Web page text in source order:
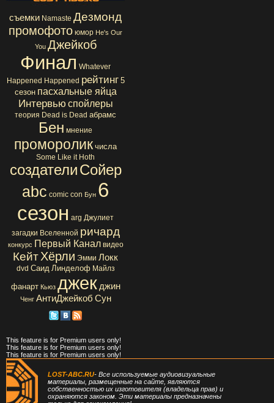
съемки Namaste Дезмонд
промофото юмор He's Our
You Джейкоб
Финал Whatever
Happened Happened рейтинг 5
сезон пасхальные яйца
Интервью спойлеры
теория Dead is Dead абрамс
Бен мнение
проморолик числа
Some Like it Hoth
создателиСойер
abc comic con Бун 6
сезон arg Джулиет
загадки Вселенной ричард
конкурс Первый Канал видео
КейтХёрли Эмми Локк
dvd Саид Линделоф Майлз
фанарт Кьюз джек джин
Ченг АнтиДжейкоб Сун
This feature is for Premium users only!
This feature is for Premium users only!
This feature is for Premium users only!
LOST-ABC.RU- Все используемые аудиовизуальные
материалы, размещенные на сайте, являются
собственностью их изготовителя (владельца прав) и
охраняются законом. Эти материалы предназначены